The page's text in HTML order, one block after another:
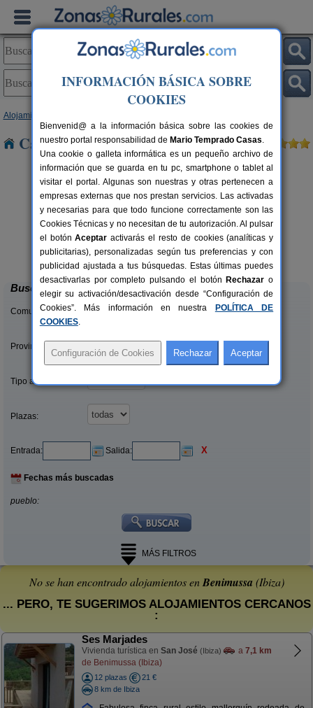
Alojamientos
Casas Rurales cerca de Benimussa
20+2 pers.
desde100 €
Ca N´Escandell
Sant Joan de Labritja (Ibiza)
Buscar
Comunidades:
Provincias/Islas:
Tipo alquiler:
Plazas:
Entrada: Salida: X
Fechas más buscadas
pueblo:
MÁS FILTROS
No se han encontrado alojamientos enBenimussa (Ibiza)
... PERO, TE SUGERIMOS ALOJAMIENTOS CERCANOS
:
Ses Marjades
Vivienda turística en San José (Ibiza) a 7,1 km
de Benimussa (Ibiza)
12 plazas
21 €
8 km de Ibiza
INFORMACIÓN BÁSICA SOBRE
COOKIES
Bienvenid@ a la información básica sobre las cookies de
nuestro portal responsabilidad de Mario Temprado Casas.
Una cookie o galleta informática es un pequeño archivo de
información que se guarda en tu pc, smartphone o tablet al
visitar el portal. Algunas son nuestras y otras pertenecen a
empresas externas que nos prestan servicios. Las activadas
y necesarias para que todo funcione correctamente son las
Cookies Técnicas y no necesitan de tu autorización. Al pulsar
el botónAceptar activarás el resto de cookies (analíticas y
publicitarias), personalizadas según tus preferencias y con
publicidad ajustada a tus búsquedas. Estas últimas puedes
desactivarlas por completo pulsando el botón Rechazar o
elegir su activación/desactivación desde “Configuración de
Cookies”. Más información en nuestra
POLÍTICA DE
COOKIES.